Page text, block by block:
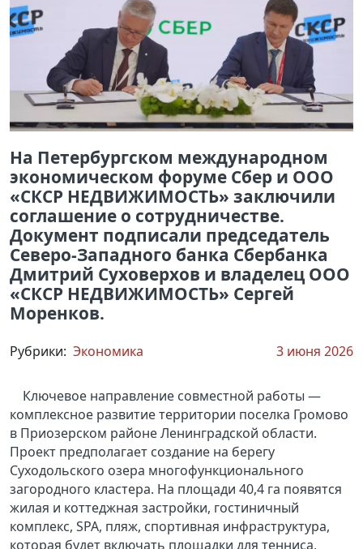
На Петербургском международном
экономическом форуме Сбер и ООО
«СКСР НЕДВИЖИМОСТЬ» заключили
соглашение о сотрудничестве.
Документ подписали председатель
Северо-Западного банка Сбербанка
Дмитрий Суховерхов и владелец ООО
«СКСР НЕДВИЖИМОСТЬ» Сергей
Моренков.
Рубрики: Экономика 3 июня 2026
Ключевое направление совместной работы —
комплексное развитие территории поселка Громово
в Приозерском районе Ленинградской области.
Проект предполагает создание на берегу
Суходольского озера многофункционального
загородного кластера. На площади 40,4 га появятся
жилая и коттеджная застройки, гостиничный
комплекс, SPA, пляж, спортивная инфраструктура,
которая будет включать площадки для тенниса,